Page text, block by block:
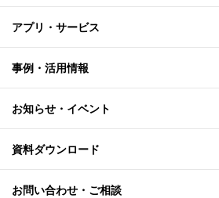
アプリ・サービス
事例・活用情報
お知らせ・イベント
資料ダウンロード
お問い合わせ・ご相談